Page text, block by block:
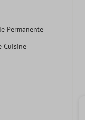
Permanente
Cuisine